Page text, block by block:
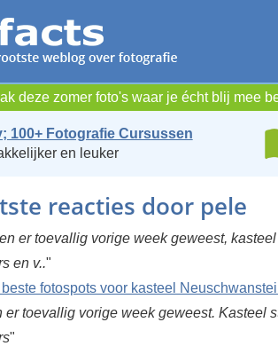
deze zomer foto's waar je écht blij mee
100+ Fotografie Cursussen
en leuker
reacties door pele
er toevallig vorige week geweest,
en v.."
fotospots voor kasteel
er toevallig vorige week geweest. Kasteel
"